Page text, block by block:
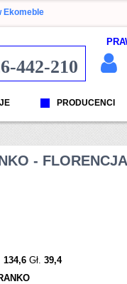
Ekomeble
442-210
PRODUCENCI
-
134,6 Gł.39,4